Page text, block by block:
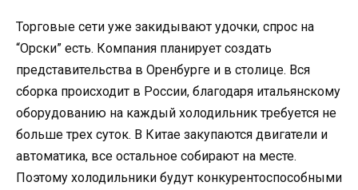
Торговые сети уже закидывают удочки, спрос на
“Орски” есть. Компания планирует создать
представительства в Оренбурге и в столице. Вся
сборка происходит в России, благодаря итальянскому
оборудованию на каждый холодильник требуется не
больше трех суток. В Китае закупаются двигатели и
автоматика, все остальное собирают на месте.
Поэтому холодильники будут конкурентоспособными